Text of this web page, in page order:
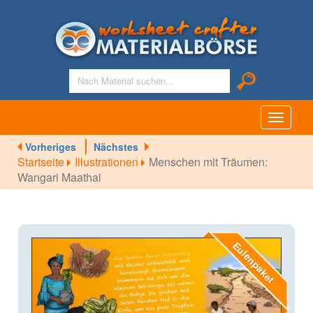
Toggle
Vorheriges
Nächstes
Startseite Illustrationen Menschen mit Träumen:
Wangari Maathai
Eulenpaket